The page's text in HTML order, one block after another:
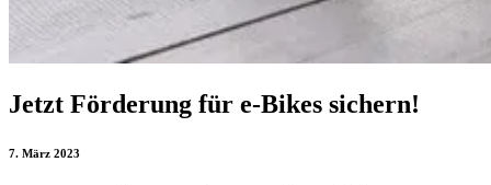
Jetzt Förderung für e-Bikes sichern!
7. März 2023